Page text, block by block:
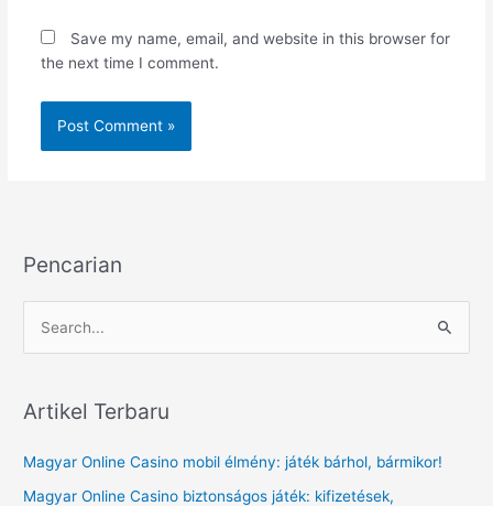
Save my name, email, and website in this browser for
the next time I comment.
Pencarian
r
h
f
Artikel Terbaru
Magyar Online Casino mobil élmény: játék bárhol, bármikor!
Magyar Online Casino biztonságos játék: kifizetések,